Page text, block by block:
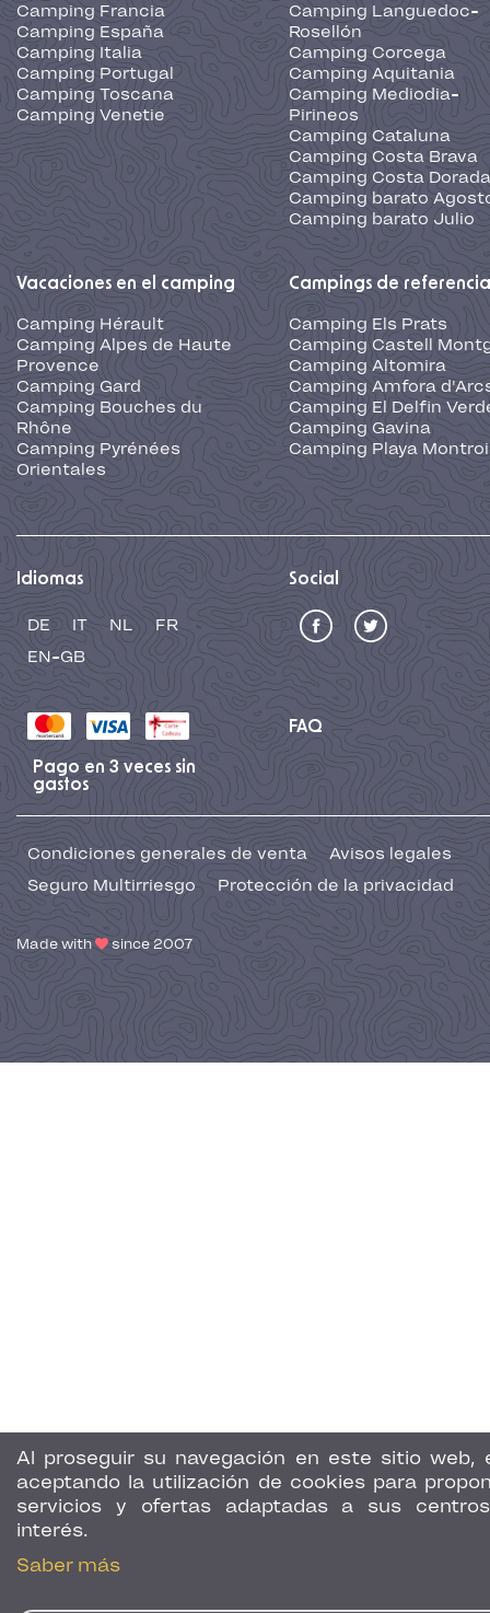
Al proseguir su navegación en este sitio web,
aceptando la utilización de cookies para
servicios y ofertas adaptadas a sus
interés.
Saber más
Camping Francia
Camping España
Camping Italia
Camping Portugal
Camping Toscana
Camping Venetie
Camping Languedoc-
Rosellón
Camping Corcega
Camping Aquitania
Camping Mediodia-
Pirineos
Camping Cataluna
Camping Costa Brava
Camping Costa Dorada
Camping barato
Camping barato Julio
Vacaciones en el camping
Camping Hérault
Camping Alpes de Haute
Provence
Camping Gard
Camping Bouches du
Rhône
Camping Pyrénées
Orientales
Campings de referencia
Camping Els Prats
Camping Castell
Camping Altomira
Camping Amfora
Camping El Delfin
Camping Gavina
Camping Playa
Idiomas
DE IT NL
FR
EN-GB
Social
FAQ
Pago en 3 veces sin
gastos
Condiciones generales de venta
Avisos legales
Seguro Multirriesgo
Protección de la privacidad
Made with since 2007